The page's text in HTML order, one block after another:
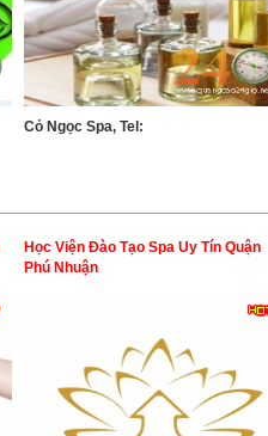
Cỏ Ngọc Spa, Tel:
Học Viện Đào Tạo Spa Uy Tín Quận
Phú Nhuận